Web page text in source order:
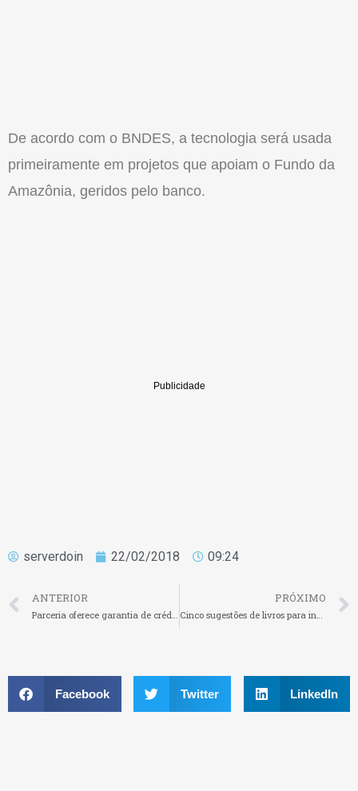
De acordo com o BNDES, a tecnologia será usada
primeiramente em projetos que apoiam o Fundo da
Amazônia, geridos pelo banco.
serverdoin 22/02/2018 09:24
ANTERIOR
Parceria oferece garantia de crédito para pequenos negócios
PRÓXIMO
Cinco sugestões de livros para inspirar empreendedores
Facebook Twitter LinkedIn